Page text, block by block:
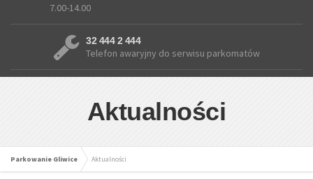
7.00-14.00
32 444 2 444
Telefon awaryjny do serwisu parkomatów
Aktualności
Parkowanie Gliwice Aktualności